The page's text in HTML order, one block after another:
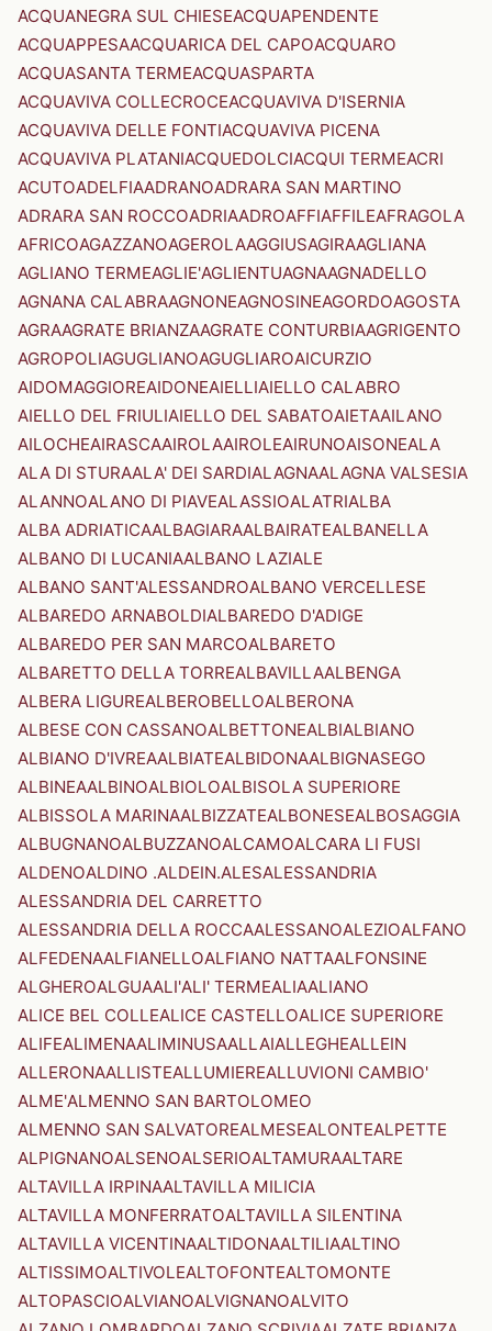
ACQUANEGRA SUL CHIESEACQUAPENDENTE
ACQUAPPESAACQUARICA DEL CAPOACQUARO
ACQUASANTA TERMEACQUASPARTA
ACQUAVIVA COLLECROCEACQUAVIVA D'ISERNIA
ACQUAVIVA DELLE FONTIACQUAVIVA PICENA
ACQUAVIVA PLATANIACQUEDOLCIACQUI TERMEACRI
ACUTOADELFIAADRANOADRARA SAN MARTINO
ADRARA SAN ROCCOADRIAADROAFFIAFFILEAFRAGOLA
AFRICOAGAZZANOAGEROLAAGGIUSAGIRAAGLIANA
AGLIANO TERMEAGLIE'AGLIENTUAGNAAGNADELLO
AGNANA CALABRAAGNONEAGNOSINEAGORDOAGOSTA
AGRAAGRATE BRIANZAAGRATE CONTURBIAAGRIGENTO
AGROPOLIAGUGLIANOAGUGLIAROAICURZIO
AIDOMAGGIOREAIDONEAIELLIAIELLO CALABRO
AIELLO DEL FRIULIAIELLO DEL SABATOAIETAAILANO
AILOCHEAIRASCAAIROLAAIROLEAIRUNOAISONEALA
ALA DI STURAALA' DEI SARDIALAGNAALAGNA VALSESIA
ALANNOALANO DI PIAVEALASSIOALATRIALBA
ALBA ADRIATICAALBAGIARAALBAIRATEALBANELLA
ALBANO DI LUCANIAALBANO LAZIALE
ALBANO SANT'ALESSANDROALBANO VERCELLESE
ALBAREDO ARNABOLDIALBAREDO D'ADIGE
ALBAREDO PER SAN MARCOALBARETO
ALBARETTO DELLA TORREALBAVILLAALBENGA
ALBERA LIGUREALBEROBELLOALBERONA
ALBESE CON CASSANOALBETTONEALBIALBIANO
ALBIANO D'IVREAALBIATEALBIDONAALBIGNASEGO
ALBINEAALBINOALBIOLOALBISOLA SUPERIORE
ALBISSOLA MARINAALBIZZATEALBONESEALBOSAGGIA
ALBUGNANOALBUZZANOALCAMOALCARA LI FUSI
ALDENOALDINO .ALDEIN.ALESALESSANDRIA
ALESSANDRIA DEL CARRETTO
ALESSANDRIA DELLA ROCCAALESSANOALEZIOALFANO
ALFEDENAALFIANELLOALFIANO NATTAALFONSINE
ALGHEROALGUAALI'ALI' TERMEALIAALIANO
ALICE BEL COLLEALICE CASTELLOALICE SUPERIORE
ALIFEALIMENAALIMINUSAALLAIALLEGHEALLEIN
ALLERONAALLISTEALLUMIEREALLUVIONI CAMBIO'
ALME'ALMENNO SAN BARTOLOMEO
ALMENNO SAN SALVATOREALMESEALONTEALPETTE
ALPIGNANOALSENOALSERIOALTAMURAALTARE
ALTAVILLA IRPINAALTAVILLA MILICIA
ALTAVILLA MONFERRATOALTAVILLA SILENTINA
ALTAVILLA VICENTINAALTIDONAALTILIAALTINO
ALTISSIMOALTIVOLEALTOFONTEALTOMONTE
ALTOPASCIOALVIANOALVIGNANOALVITO